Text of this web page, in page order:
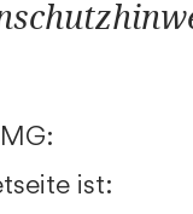
ist: